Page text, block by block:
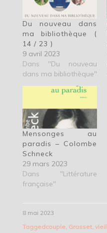
Du nouveau dans
ma bibliothèque (
14 / 23 )
9 avril 2023
Dans "Du nouveau
dans ma bibliothèque"
Mensonges au
paradis – Colombe
Schneck
29 mars 2023
Dans "Littérature
française"
8 mai 2023
Taggedcouple, Grasset,